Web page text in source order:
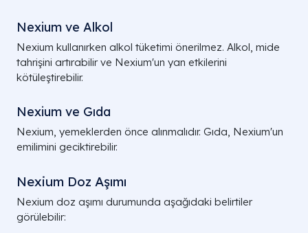
Nexium ve Alkol
Nexium kullanırken alkol tüketimi önerilmez. Alkol, mide
tahrişini artırabilir ve Nexium'un yan etkilerini
kötüleştirebilir.
Nexium ve Gıda
Nexium, yemeklerden önce alınmalıdır. Gıda, Nexium'un
emilimini geciktirebilir.
Nexium Doz Aşımı
Nexium doz aşımı durumunda aşağıdaki belirtiler
görülebilir: